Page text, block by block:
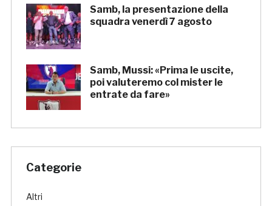
Samb, la presentazione della
squadra venerdì 7 agosto
Samb, Mussi: «Prima le uscite,
poi valuteremo col mister le
entrate da fare»
Categorie
Altri